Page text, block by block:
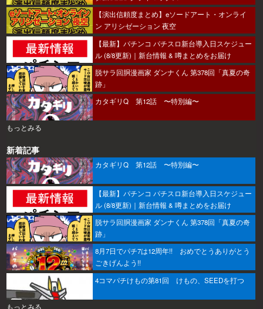
【演出信頼度まとめ】eソードアート・オンライ
ン アリシゼーション 夜空
【最新】パチンコ パチスロ新台導入日スケジュー
ル (8/8更新)｜新台情報 & 噂まとめをお届け
脱サラ回胴漫画家 ダンナくん 第378回「真夏の奇
跡」
カタギリQ 第12話 〜特別編〜
もっとみる
新着記事
カタギリQ 第12話 〜特別編〜
【最新】パチンコ パチスロ新台導入日スケジュー
ル (8/8更新)｜新台情報 & 噂まとめをお届け
脱サラ回胴漫画家 ダンナくん 第378回「真夏の奇
跡」
8月7日でパチ7は12周年!! おめでとうありがとう
ごきげんよう!!
4コマパチけもの第81回 けもの、SEEDを打つ
もっとみる